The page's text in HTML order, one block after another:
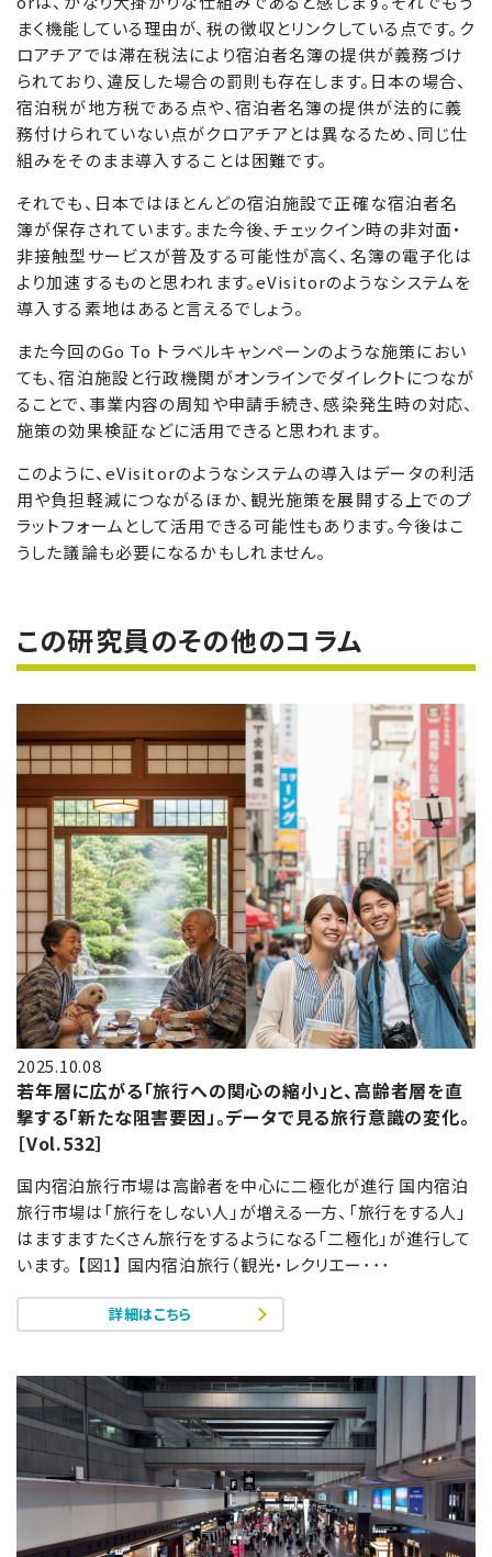
まく機能している理由が、税の徴収とリンクしている点です。ク
ロアチアでは滞在税法により宿泊者名簿の提供が義務づけ
られており、違反した場合の罰則も存在します。日本の場合、
宿泊税が地方税である点や、宿泊者名簿の提供が法的に義
務付けられていない点がクロアチアとは異なるため、同じ仕
組みをそのまま導入することは困難です。
それでも、日本ではほとんどの宿泊施設で正確な宿泊者名
簿が保存されています。また今後、チェックイン時の非対面・
非接触型サービスが普及する可能性が高く、名簿の電子化は
より加速するものと思われます。eVisitorのようなシステムを
導入する素地はあると言えるでしょう。
また今回のGo To トラベルキャンペーンのような施策におい
ても、宿泊施設と行政機関がオンラインでダイレクトにつなが
ることで、事業内容の周知や申請手続き、感染発生時の対応、
施策の効果検証などに活用できると思われます。
このように、eVisitorのようなシステムの導入はデータの利活
用や負担軽減につながるほか、観光施策を展開する上でのプ
ラットフォームとして活用できる可能性もあります。今後はこ
うした議論も必要になるかもしれません。
この研究員のその他のコラム
2025.10.08
若年層に広がる「旅行への関心の縮小」と、高齢者層を直
撃する「新たな阻害要因」。データで見る旅行意識の変化。
［Vol.532］
国内宿泊旅行市場は高齢者を中心に二極化が進行 国内宿泊
旅行市場は「旅行をしない人」が増える一方、「旅行をする人」
はますますたくさん旅行をするようになる「二極化」が進行して
います。 【図1】 国内宿泊旅行（観光・レクリエー･･･
詳細はこちら